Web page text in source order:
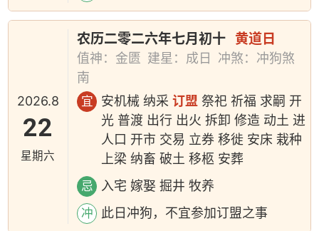
2026.8
22
星期六
农历二零二六年七月初十 黄道日
值神：金匮 建星：成日
冲煞：冲狗煞
南
宜 安机械 纳采订盟 祭祀 祈福 求嗣 开
光 普渡 出行 出火 拆卸 修造 动土 进
人口 开市 交易 立券 移徙 安床 栽种
上梁 纳畜 破土 移柩 安葬
忌 入宅 嫁娶 掘井 牧养
冲 此日冲狗，不宜参加订盟之事